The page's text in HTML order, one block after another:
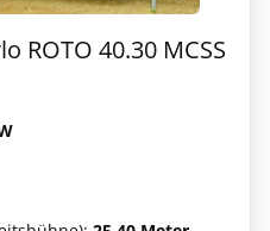
ROTO 40.30 MCSS